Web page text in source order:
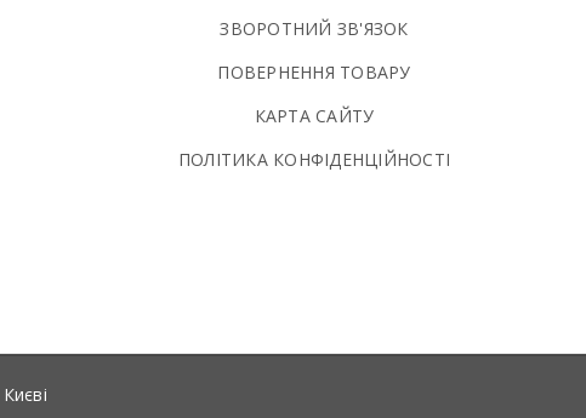
ЗВОРОТНИЙ ЗВ'ЯЗОК
ПОВЕРНЕННЯ ТОВАРУ
КАРТА САЙТУ
ПОЛIТИКА КОНФIДЕНЦIЙНОСТI